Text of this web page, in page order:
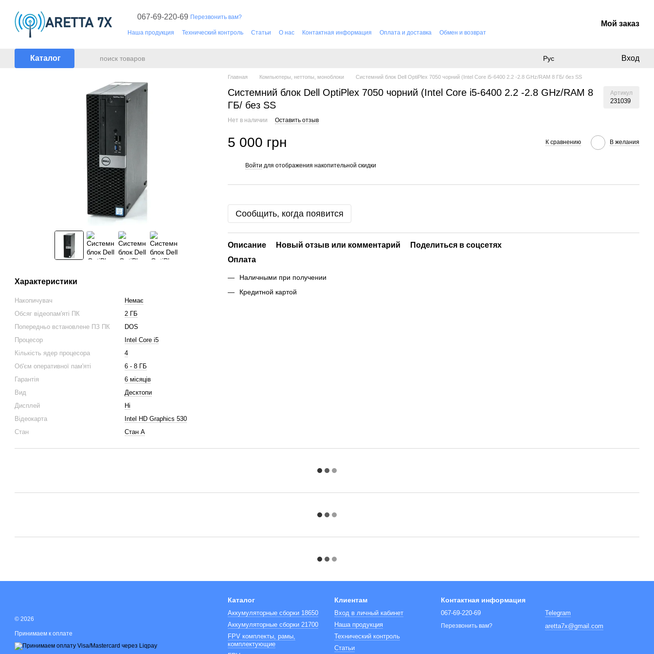
067-69-220-69 Перезвонить вам?
Наша продукция Технический контроль Cтатьи О нас Контактная информация Оплата и доставка
Обмен и возврат
Мой заказ
Каталог Рус Вход
Характеристики
Накопичувач
Немає
Обсяг відеопам'яті ПК
2 ГБ
Попередньо встановлене ПЗ ПК
DOS
Процесор
Intel Core i5
Кількість ядер процесора
4
Об'єм оперативної пам'яті
6 - 8 ГБ
Гарантія
6 місяців
Вид
Десктопи
Дисплей
Ні
Відеокарта
Intel HD Graphics 530
Стан
Стан A
Главная Компьютеры, неттопы, моноблоки Системний блок Dell OptiPlex 7050 чорний (Intel Core i5-6400 2.2 -2.8 GHz/RAM 8 ГБ/ без SS
Системний блок Dell OptiPlex 7050 чорний (Intel Core i5-6400 2.2 -2.8 GHz/RAM 8
ГБ/ без SS
Артикул
231039
Нет в наличии Оставить отзыв
5 000 грн К сравнению В желания
Войти для отображения накопительной скидки
Сообщить, когда появится
Описание Новый отзыв или комментарий
Поделиться в соцсетях
Оплата
Наличными при получении
Кредитной картой
© 2026
Принимаем к оплате
Каталог
Аккумуляторные сборки 18650
Аккумуляторные сборки 21700
FPV комплекты, рамы,
комплектующие
Клиентам
Вход в личный кабинет
Наша продукция
Технический контроль
Cтатьи
Контактная информация
067-69-220-69
Перезвонить вам?
Telegram
aretta7x@gmail.com